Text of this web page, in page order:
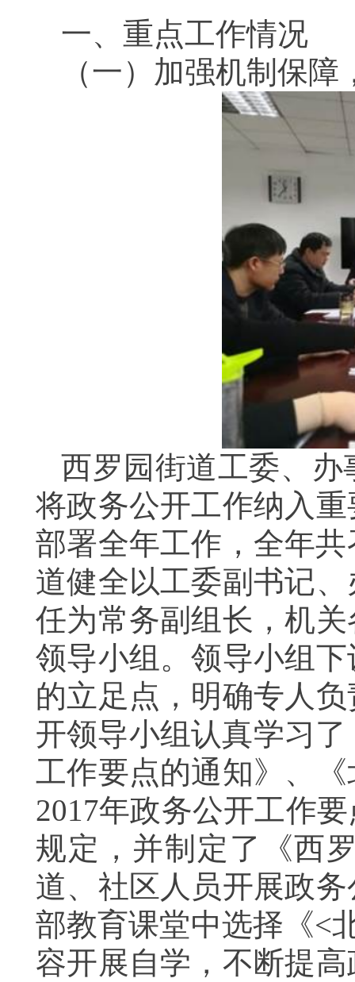
一、重点工作情况
（一）加强机制保
西罗园街道工委、
将政务公开工作纳入
部署全年工作，全年
道健全以工委副书记
任为常务副组长，机
领导小组。领导小组
的立足点，明确专人
开领导小组认真学习
工作要点的通知》、
2017年政务公开工作
规定，并制定了《西
道、社区人员开展政
部教育课堂中选择《<
容开展自学，不断提